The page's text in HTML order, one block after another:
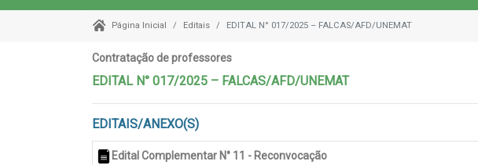
Página Inicial Editais EDITAL N° 017/2025 – FALCAS/AFD/UNEMAT
Contratação de professores
EDITAL N° 017/2025 – FALCAS/AFD/UNEMAT
EDITAIS/ANEXO(S)
Edital Complementar N° 11 - Reconvocação